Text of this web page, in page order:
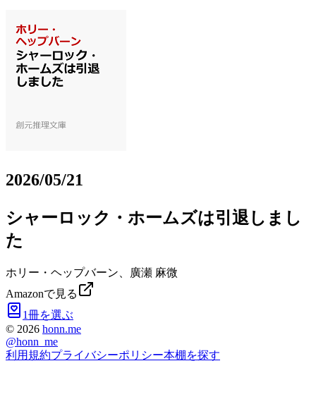
2026/05/21
シャーロック・ホームズは引退しまし
た
ホリー・ヘップバーン、廣瀬 麻微
Amazonで見る
1冊を選ぶ
© 2026 honn.me
@honn_me
利用規約プライバシーポリシー本棚を探す